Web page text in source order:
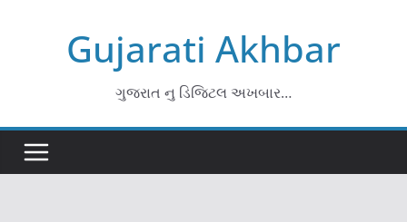
Gujarati Akhbar
ગુજરાત નુ ડિજિટલ અખબાર…